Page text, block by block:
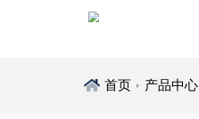
首页 产品中心